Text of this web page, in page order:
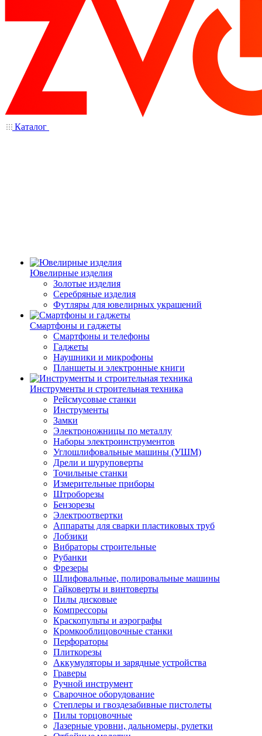
Каталог
Ювелирные изделия
Золотые изделия
Серебряные изделия
Футляры для ювелирных украшений
Смартфоны и гаджеты
Смартфоны и телефоны
Гаджеты
Наушники и микрофоны
Планшеты и электронные книги
Инструменты и строительная техника
Рейсмусовые станки
Инструменты
Замки
Электроножницы по металлу
Наборы электроинструментов
Углошлифовальные машины (УШМ)
Дрели и шуруповерты
Точильные станки
Измерительные приборы
Штроборезы
Бензорезы
Электроотвертки
Аппараты для сварки пластиковых труб
Лобзики
Вибраторы строительные
Рубанки
Фрезеры
Шлифовальные, полировальные машины
Гайковерты и винтоверты
Пилы дисковые
Компрессоры
Краскопульты и аэрографы
Кромкооблицовочные станки
Перфораторы
Плиткорезы
Аккумуляторы и зарядные устройства
Граверы
Ручной инструмент
Сварочное оборудование
Степлеры и гвоздезабивные пистолеты
Пилы торцовочные
Лазерные уровни, дальномеры, рулетки